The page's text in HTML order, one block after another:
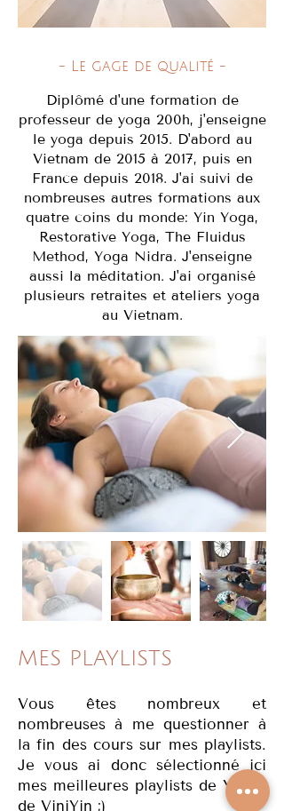
- Le gage de qualité -
Diplômé d'une formation de
professeur de yoga 200h, j'enseigne
le yoga depuis 2015. D'abord au
Vietnam de 2015 à 2017, puis en
France depuis 2018. J'ai suivi de
nombreuses autres formations aux
quatre coins du monde: Yin Yoga,
Restorative Yoga, The Fluidus
Method, Yoga Nidra. J'enseigne
aussi la méditation. J'ai organisé
plusieurs retraites et ateliers yoga
au Vietnam.
MES PLAYLISTS
Vous êtes nombreux et
nombreuses à me questionner à
la fin des cours sur mes playlists.
Je vous ai donc sélectionné ici
mes meilleures playlists de Yin et
de ViniYin ;)